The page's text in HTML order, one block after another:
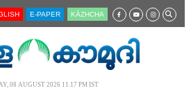
E-PAPER KĀZHCHA
08 AUGUST 2026 11.17 PM IST